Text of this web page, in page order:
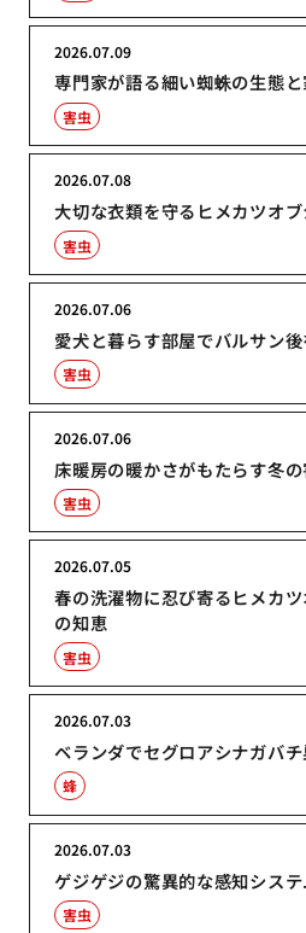
専門家が語る細い蜘蛛の生態
2026.07.09
害虫
大切な衣類を守るヒメカツオ
2026.07.08
害虫
愛犬と暮らす部屋でバルサン
2026.07.06
害虫
床暖房の暖かさがもたらす冬
2026.07.06
害虫
春の洗濯物に忍び寄るヒメカ
の知恵
2026.07.05
害虫
ベランダでセグロアシナガバ
2026.07.03
蜂
ゲジゲジの驚異的な感知シス
2026.07.03
害虫